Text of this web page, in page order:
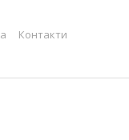
Контакти